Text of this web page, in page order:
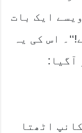
ایک بات
اس کی یہ
آگیا:
اٹھتا